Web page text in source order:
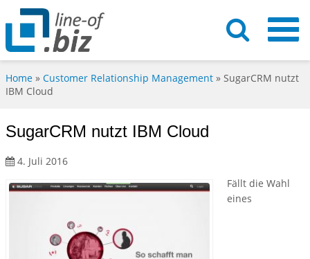
Home » Customer Relationship Management » SugarCRM nutzt
IBM Cloud
SugarCRM nutzt IBM Cloud
4. Juli 2016
Fällt die Wahl
eines